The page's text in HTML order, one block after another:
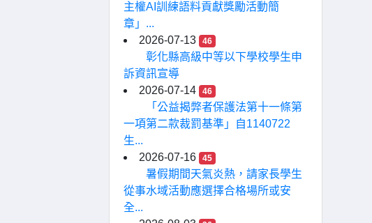
主權AI訓練語料貢獻獎勵活動簡
章」...
2026-07-13
46
彰化縣高級中等以下學校學生申
訴資訊宣導
2026-07-14
46
「公益揭弊者保護法第十一條第
一項第二款裁罰基準」自1140722
生...
2026-07-16
45
暑假期間天氣炎熱，請家長學生
從事水域活動應選擇合格場所或安
全...